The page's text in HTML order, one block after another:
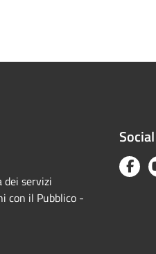
servizi
con il Pubblico -
Social